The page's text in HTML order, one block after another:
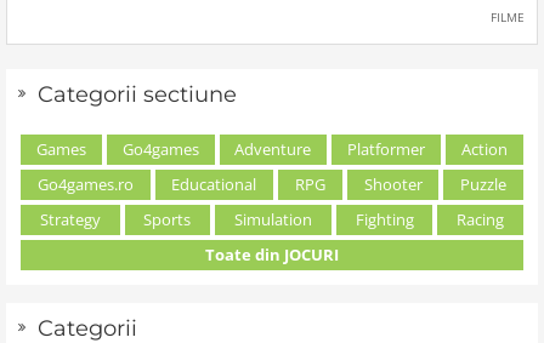
FILME
Categorii sectiune
Games Go4games Adventure Platformer
Action
Go4games.ro
Educational RPG Shooter
Puzzle
Strategy
Sports Simulation Fighting
Racing
Toate din JOCURI
Categorii